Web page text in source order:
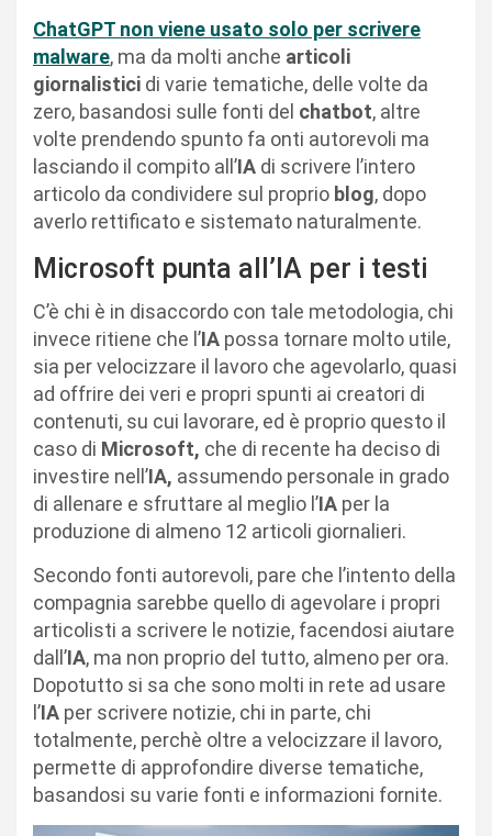
ChatGPT non viene usato solo per scrivere
malware, ma da molti anche articoli
giornalistici di varie tematiche, delle volte da
zero, basandosi sulle fonti del chatbot, altre
volte prendendo spunto fa onti autorevoli ma
lasciando il compito all’IA di scrivere l’intero
articolo da condividere sul proprio blog, dopo
averlo rettificato e sistemato naturalmente.
Microsoft punta all’IA per i testi
C’è chi è in disaccordo con tale metodologia, chi
invece ritiene che l’IA possa tornare molto utile,
sia per velocizzare il lavoro che agevolarlo, quasi
ad offrire dei veri e propri spunti ai creatori di
contenuti, su cui lavorare, ed è proprio questo il
caso di Microsoft, che di recente ha deciso di
investire nell’IA, assumendo personale in grado
di allenare e sfruttare al meglio l’IA per la
produzione di almeno 12 articoli giornalieri.
Secondo fonti autorevoli, pare che l’intento della
compagnia sarebbe quello di agevolare i propri
articolisti a scrivere le notizie, facendosi aiutare
dall’IA, ma non proprio del tutto, almeno per ora.
Dopotutto si sa che sono molti in rete ad usare
l’IA per scrivere notizie, chi in parte, chi
totalmente, perchè oltre a velocizzare il lavoro,
permette di approfondire diverse tematiche,
basandosi su varie fonti e informazioni fornite.